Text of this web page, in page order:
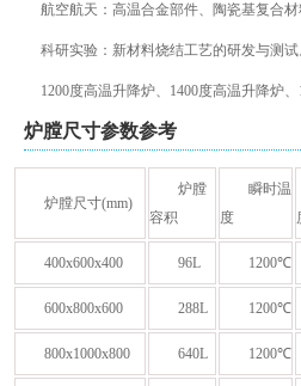
航空航天：高温合金部件、陶瓷基复合材
科研实验：新材料烧结工艺的研发与测试
1200度高温升降炉、1400度高温升降炉
炉膛尺寸参数参考
炉膛尺寸(mm)
炉膛
容积
瞬时温
度
400x600x400 96L 1200℃
600x800x600 288L 1200℃
800x1000x800 640L 1200℃